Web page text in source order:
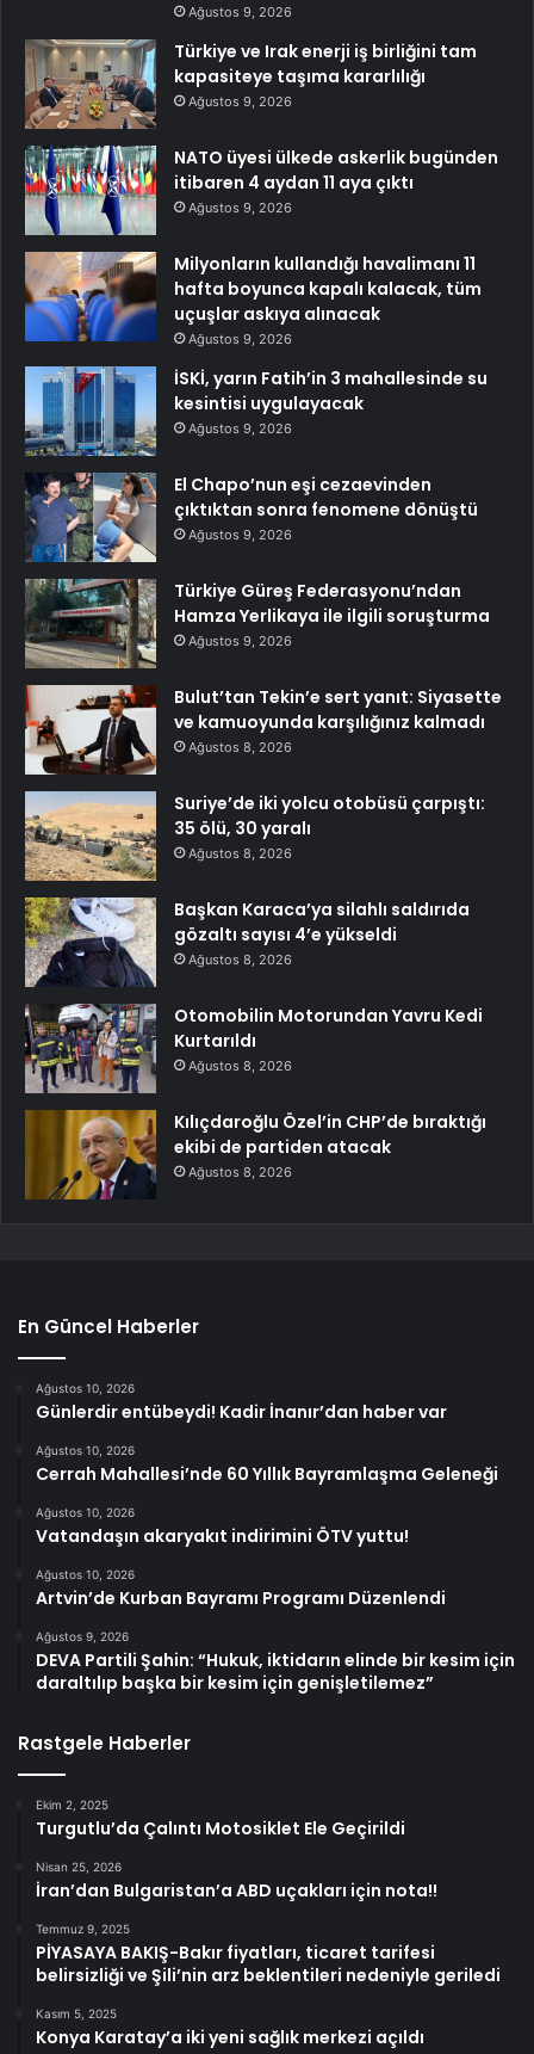
Ağustos 9, 2026
Türkiye ve Irak enerji iş birliğini tam
kapasiteye taşıma kararlılığı
Ağustos 9, 2026
NATO üyesi ülkede askerlik bugünden
itibaren 4 aydan 11 aya çıktı
Ağustos 9, 2026
Milyonların kullandığı havalimanı 11
hafta boyunca kapalı kalacak, tüm
uçuşlar askıya alınacak
Ağustos 9, 2026
İSKİ, yarın Fatih’in 3 mahallesinde su
kesintisi uygulayacak
Ağustos 9, 2026
El Chapo’nun eşi cezaevinden
çıktıktan sonra fenomene dönüştü
Ağustos 9, 2026
Türkiye Güreş Federasyonu’ndan
Hamza Yerlikaya ile ilgili soruşturma
Ağustos 9, 2026
Bulut’tan Tekin’e sert yanıt: Siyasette
ve kamuoyunda karşılığınız kalmadı
Ağustos 8, 2026
Suriye’de iki yolcu otobüsü çarpıştı:
35 ölü, 30 yaralı
Ağustos 8, 2026
Başkan Karaca’ya silahlı saldırıda
gözaltı sayısı 4’e yükseldi
Ağustos 8, 2026
Otomobilin Motorundan Yavru Kedi
Kurtarıldı
Ağustos 8, 2026
Kılıçdaroğlu Özel’in CHP’de bıraktığı
ekibi de partiden atacak
Ağustos 8, 2026
En Güncel Haberler
Ağustos 10, 2026
Günlerdir entübeydi! Kadir İnanır’dan haber var
Ağustos 10, 2026
Cerrah Mahallesi’nde 60 Yıllık Bayramlaşma Geleneği
Ağustos 10, 2026
Vatandaşın akaryakıt indirimini ÖTV yuttu!
Ağustos 10, 2026
Artvin’de Kurban Bayramı Programı Düzenlendi
Ağustos 9, 2026
DEVA Partili Şahin: “Hukuk, iktidarın elinde bir kesim için
daraltılıp başka bir kesim için genişletilemez”
Rastgele Haberler
Ekim 2, 2025
Turgutlu’da Çalıntı Motosiklet Ele Geçirildi
Nisan 25, 2026
İran’dan Bulgaristan’a ABD uçakları için nota!!
Temmuz 9, 2025
PİYASAYA BAKIŞ-Bakır fiyatları, ticaret tarifesi
belirsizliği ve Şili’nin arz beklentileri nedeniyle geriledi
Kasım 5, 2025
Konya Karatay’a iki yeni sağlık merkezi açıldı